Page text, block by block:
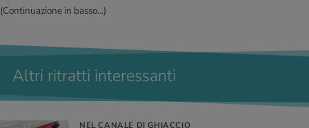
(Continuazione in basso...)
Altri ritratti interessanti
NEL CANALE DI GHIACCIO